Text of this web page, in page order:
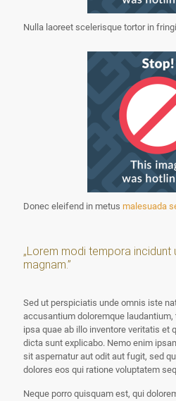
Nulla laoreet scelerisque tortor in
Donec eleifend in metus malesuada
„Lorem modi tempora
magnam.”
Sed ut perspiciatis unde omnis iste
accusantium doloremque
ipsa quae ab illo inventore veritatis et
dicta sunt explicabo. Nemo enim
sit aspernatur aut odit aut fugit, sed
dolores eos qui ratione voluptatem
Neque porro quisquam est, qui